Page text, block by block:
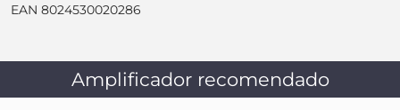
EAN 8024530020286
Amplificador recomendado